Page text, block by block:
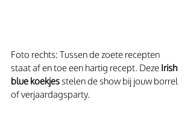
Foto rechts: Tussen de zoete recepten
staat af en toe een hartig recept. Deze Irish
blue koekjes stelen de show bij jouw borrel
of verjaardagsparty.